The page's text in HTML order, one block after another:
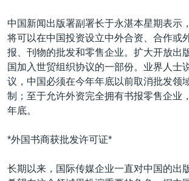
检
索
非洲
美洲
全球议题
军事
劳工
环境
国会报道
美中关系
美国建国250周年
埃博拉疫情
美国之音专访
台海两岸关系
南中国海争端
VOA今日焦点
中文广播
关注我们
中国新闻出版署副署长于永湛本星期表示
将可以在中国投资设立中外合资、合作或
报、刊物的批发和零售企业。扩大开放出
国加入世贸组织协议的一部份。业界人士
议，中国必须在今年年底以前取消批发领
制；至于允许外资完全拥有书报零售企业
年底。
*外国书商获批发许可证*
长期以来，国际传媒企业一直对中国的出